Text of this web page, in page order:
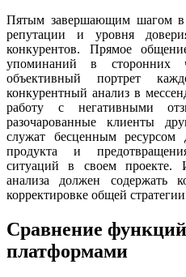
Пятым завершающим шагом в
репутации и уровня
конкурентов. Прямое
упоминаний в сторонних
объективный портрет
конкурентный анализ в
работу с негативными
разочарованные клиенты
служат бесценным ресурсом
продукта и
ситуаций в своем проекте.
анализа должен содержать
корректировке общей
Сравнение
платформами